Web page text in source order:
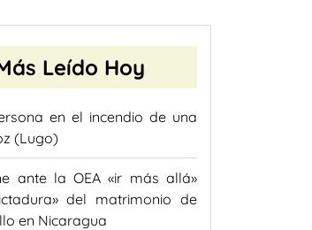
Leído Hoy
en el incendio de una
(Lugo)
ante la OEA «ir más allá»
del matrimonio de
en Nicaragua